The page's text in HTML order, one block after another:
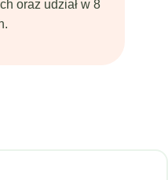
oraz udział w 8